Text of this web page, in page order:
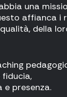
una
affianca i
della
presenza.